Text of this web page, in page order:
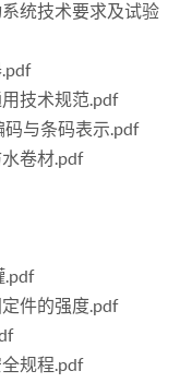
统技术要求及试验
技术规范.pdf
码与条码表示.pdf
卷材.pdf
.pdf
件的强度.pdf
规程.pdf